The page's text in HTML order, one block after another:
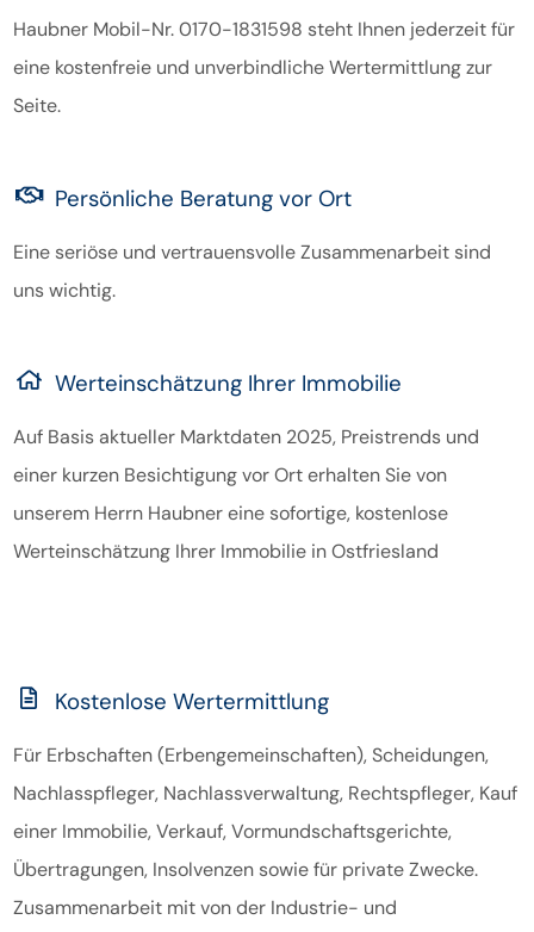
Haubner Mobil-Nr. 0170-1831598 steht Ihnen jederzeit für
eine kostenfreie und unverbindliche Wertermittlung zur
Seite.
Persönliche Beratung vor Ort
Eine seriöse und vertrauensvolle Zusammenarbeit sind
uns wichtig.
Werteinschätzung Ihrer Immobilie
Auf Basis aktueller Marktdaten 2025, Preistrends und
einer kurzen Besichtigung vor Ort erhalten Sie von
unserem Herrn Haubner eine sofortige, kostenlose
Werteinschätzung Ihrer Immobilie in Ostfriesland
Kostenlose Wertermittlung
Für Erbschaften (Erbengemeinschaften), Scheidungen,
Nachlasspfleger, Nachlassverwaltung, Rechtspfleger, Kauf
einer Immobilie, Verkauf, Vormundschaftsgerichte,
Übertragungen, Insolvenzen sowie für private Zwecke.
Zusammenarbeit mit von der Industrie- und